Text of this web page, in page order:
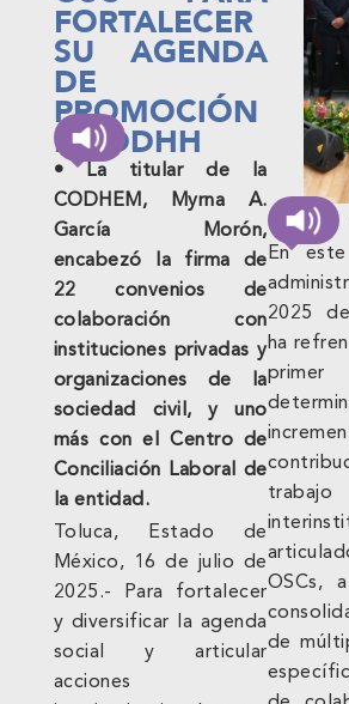
FORTALECER
SU AGENDA
DE
PROMOCIÓN
DE DDHH
• La titular de la
CODHEM, Myrna A.
García Morón,
encabezó la firma de
22 convenios de
colaboración con
instituciones privadas y
organizaciones de la
sociedad civil, y uno
más con el Centro de
Conciliación Laboral de
la entidad.
Toluca, Estado de
México, 16 de julio de
2025.- Para fortalecer
y diversificar la agenda
social y articular
acciones
En
2025
ha
trabajo
OSCs,
de